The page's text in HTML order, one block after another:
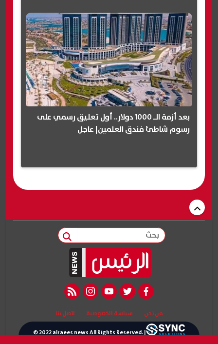
بعد أزمة الـ 1000 دولار.. أول تعليق رسمي على
رسوم شاطئ فندق العلمين| عاجل
بحث
facebook
twitter
youtube
instagram
rss feed
من نحن سياسة الخصوصية اتصل بنا
© 2022 alraees news All Rights Reserved. |